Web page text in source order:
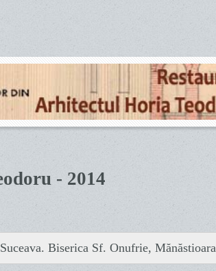
- 2014
Biserica Sf. Onufrie, Mănăstioara